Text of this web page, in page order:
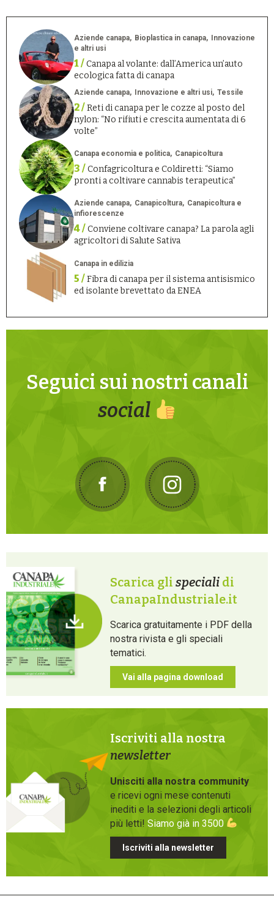
Aziende canapa Bioplastica in canapa
Innovazione
e altri usi
1 /Canapa al volante: dall’America un’auto
ecologica fatta di canapa
Aziende canapa Innovazione e altri usi Tessile
2 /Reti di canapa per le cozze al posto del
nylon: “No rifiuti e crescita aumentata di 6
volte”
Canapa economia e politica Canapicoltura
3 /Confagricoltura e Coldiretti: “Siamo
pronti a coltivare cannabis terapeutica”
Aziende canapa Canapicoltura
Canapicoltura e
infiorescenze
4 /Conviene coltivare canapa? La parola agli
agricoltori di Salute Sativa
Canapa in edilizia
5 /Fibra di canapa per il sistema antisismico
ed isolante brevettato da ENEA
Seguici sui nostri canali
social
Scarica gli speciali di
CanapaIndustriale.it
Scarica gratuitamente i PDF della
nostra rivista e gli speciali
tematici.
Vai alla pagina download
Iscriviti alla nostra
newsletter
Unisciti alla nostra community
e ricevi ogni mese contenuti
inediti e la selezioni degli articoli
più letti! Siamo già in 3500
Iscriviti alla newsletter